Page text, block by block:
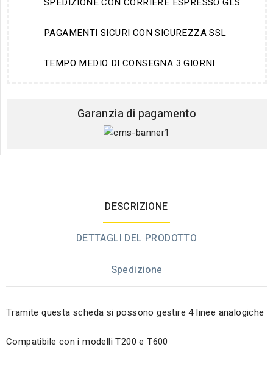
PAGAMENTI SICURI CON SICUREZZA SSL
TEMPO MEDIO DI CONSEGNA 3 GIORNI
Garanzia di pagamento
DESCRIZIONE
DETTAGLI DEL PRODOTTO
Spedizione
Tramite questa scheda si possono gestire 4 linee analogiche
Compatibile con i modelli T200 e T600